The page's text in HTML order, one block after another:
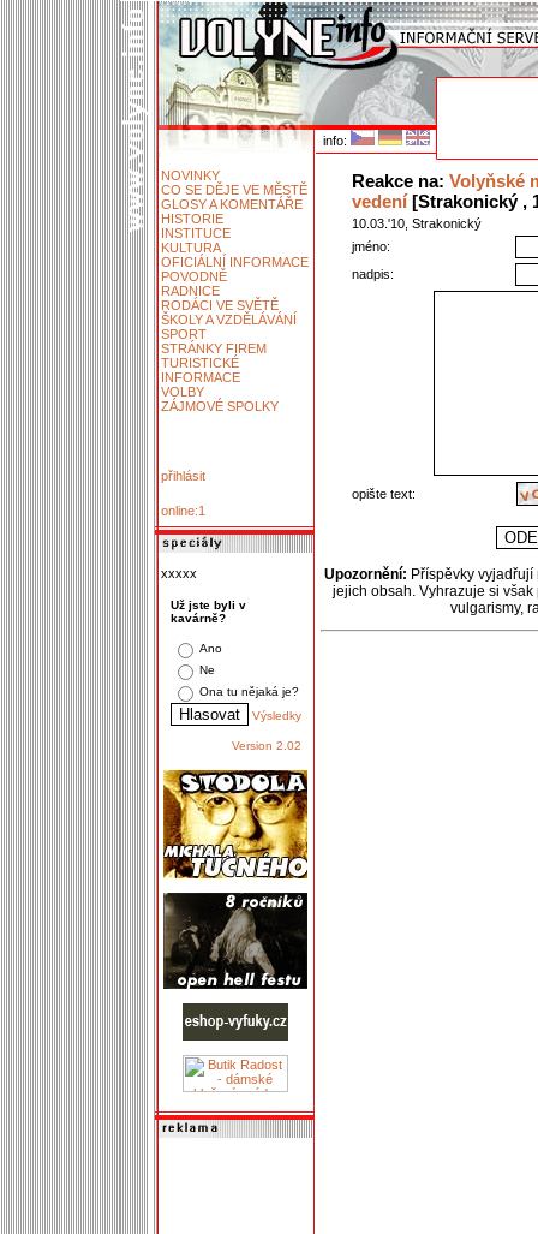
info:
NOVINKY
CO SE DĚJE VE MĚSTĚ
GLOSY A KOMENTÁŘE
HISTORIE
INSTITUCE
KULTURA
OFICIÁLNÍ INFORMACE
POVODNĚ
RADNICE
RODÁCI VE SVĚTĚ
ŠKOLY A VZDĚLÁVÁNÍ
SPORT
STRÁNKY FIREM
TURISTICKÉ
INFORMACE
VOLBY
ZÁJMOVÉ SPOLKY
přihlásit
online:1
xxxxx
Už jste byli v
kavárně?
Ano
Ne
Ona tu nějaká je?
Výsledky
Version 2.02
Reakce na: Volyňské
vedení[Strakonický ,
10.03.'10, Strakonický
jméno:
nadpis:
opište text:
Upozornění: Příspěvky
jejich obsah. Vyhrazuje si
vulgarismy,